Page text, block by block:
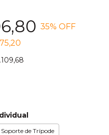
35% OFF
de Trípode